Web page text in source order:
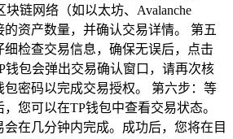
链网络（如以太坊、Avalanche
资产数量，并确认交易详情。 第五
检查交易信息，确保无误后，点击
钱包会弹出交易确认窗口，请再次核
包密码以完成交易授权。 第六步：等
您可以在TP钱包中查看交易状态。
在几分钟内完成。成功后，您将在目